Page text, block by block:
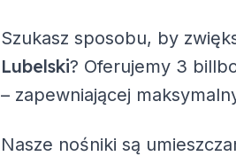
Szukasz sposobu, by
Lubelski? Oferujemy 3
– zapewniającej
Nasze nośniki są